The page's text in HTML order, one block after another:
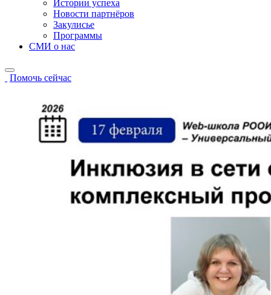
Истории успеха
Новости партнёров
Закулисье
Программы
СМИ о нас
Помочь сейчас